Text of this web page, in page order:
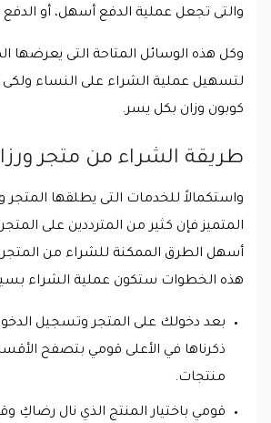
والتى تجعل عملية الدفع أسهل، أو الدفع
وكل هذه الوسائل المتاحة التى يعرضها
لتسهيل عملية الشراء على النساء
كوبون وزان بكل يسر.
طريقة الشراء من متجر
واستكمالاً للخدمات التى يطلقها المتجر
المتميز فإن كثير من المترددين على
أسهل الطرق الممكنة للشراء من المتجر
هذه الخطوات ستكون عملية الشراء
بعد دخولك على المتجر وتسجيل
ذكرناها في الأعلى قومي بتصفح
منتجات.
قومي باختيار المنتج الذي نال